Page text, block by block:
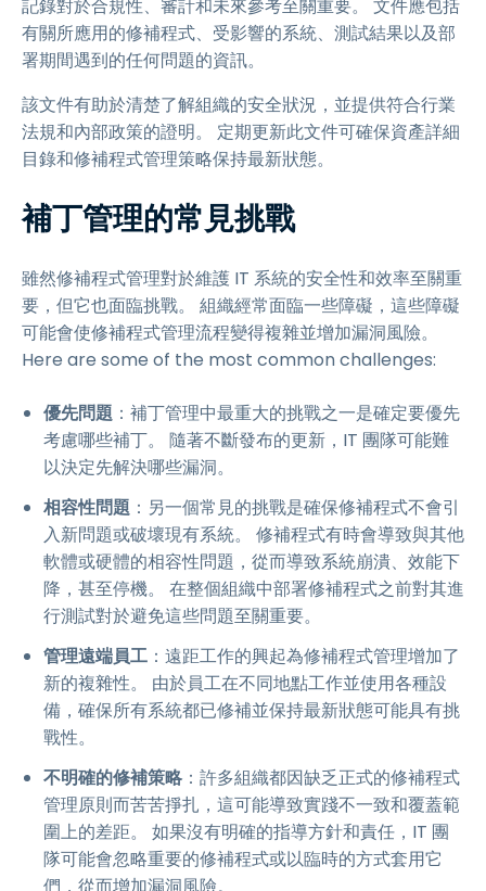
記錄對於合規性、審計和未來參考至關重要。 文件應包括
有關所應用的修補程式、受影響的系統、測試結果以及部
署期間遇到的任何問題的資訊。
該文件有助於清楚了解組織的安全狀況，並提供符合行業
法規和內部政策的證明。 定期更新此文件可確保資產詳細
目錄和修補程式管理策略保持最新狀態。
補丁管理的常見挑戰
雖然修補程式管理對於維護 IT 系統的安全性和效率至關重
要，但它也面臨挑戰。 組織經常面臨一些障礙，這些障礙
可能會使修補程式管理流程變得複雜並增加漏洞風險。
Here are some of the most common challenges:
優先問題 ：補丁管理中最重大的挑戰之一是確定要優先
考慮哪些補丁。 隨著不斷發布的更新，IT 團隊可能難
以決定先解決哪些漏洞。
相容性問題 ：另一個常見的挑戰是確保修補程式不會引
入新問題或破壞現有系統。 修補程式有時會導致與其他
軟體或硬體的相容性問題，從而導致系統崩潰、效能下
降，甚至停機。 在整個組織中部署修補程式之前對其進
行測試對於避免這些問題至關重要。
管理遠端員工 ：遠距工作的興起為修補程式管理增加了
新的複雜性。 由於員工在不同地點工作並使用各種設
備，確保所有系統都已修補並保持最新狀態可能具有挑
戰性。
不明確的修補策略 ：許多組織都因缺乏正式的修補程式
管理原則而苦苦掙扎，這可能導致實踐不一致和覆蓋範
圍上的差距。 如果沒有明確的指導方針和責任，IT 團
隊可能會忽略重要的修補程式或以臨時的方式套用它